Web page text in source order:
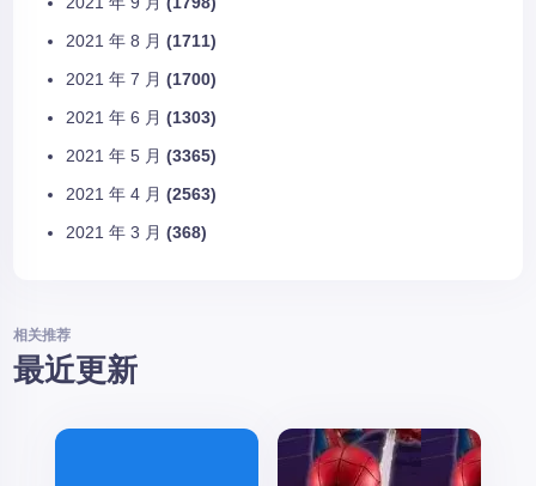
2021 年 8 月 (1711)
2021 年 7 月 (1700)
2021 年 6 月 (1303)
2021 年 5 月 (3365)
2021 年 4 月 (2563)
2021 年 3 月 (368)
相关推荐
最近更新